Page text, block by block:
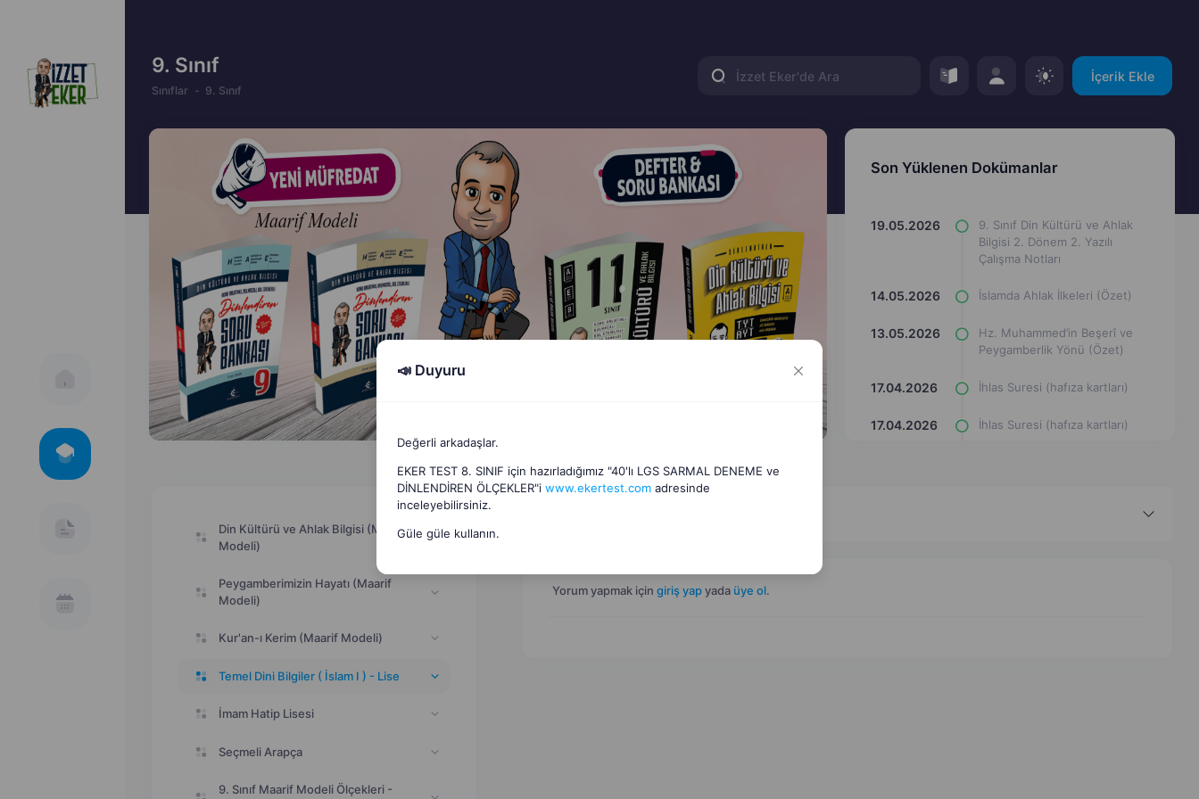
9. Sınıf
Sınıflar 9. Sınıf
İçerik Ekle
Son Yüklenen Dokümanlar
19.05.2026
9. Sınıf Din Kültürü ve Ahlak
Bilgisi 2. Dönem 2. Yazılı
Çalışma Notları
14.05.2026 İslamda Ahlak İlkeleri (Özet)
13.05.2026
Hz. Muhammed’in Beşerî ve
Peygamberlik Yönü (Özet)
17.04.2026 İhlas Suresi (hafıza kartları)
17.04.2026 İhlas Suresi (hafıza kartları)
Din Kültürü ve Ahlak Bilgisi (Maarif
Modeli)
Peygamberimizin Hayatı (Maarif
Modeli)
Kur'an-ı Kerim (Maarif Modeli)
Temel Dini Bilgiler ( İslam I ) - Lise
İmam Hatip Lisesi
Seçmeli Arapça
9. Sınıf Maarif Modeli Ölçekleri -
Yorum yapmak için giriş yap yada üye ol.
📣 Duyuru
Değerli arkadaşlar.
EKER TEST 8. SINIF için hazırladığımız "40'lı LGS SARMAL DENEME ve
DİNLENDİREN ÖLÇEKLER"i www.ekertest.comadresinde
inceleyebilirsiniz.
Güle güle kullanın.